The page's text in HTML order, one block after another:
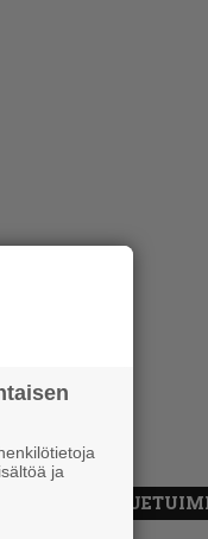
ja